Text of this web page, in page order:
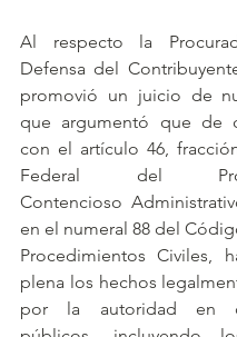
Al respecto la
Defensa del
promovió un juicio de
que argumentó que de
con el artículo 46,
Federal del
Contencioso
en el numeral 88 del
Procedimientos Civiles,
plena los hechos
por la autoridad en